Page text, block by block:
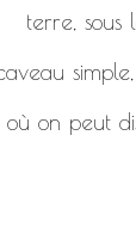
terre,
on peut